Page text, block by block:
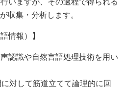
収集・分析します。
情報）】
認識や自然言語処理技術を用い
対して筋道立てて論理的に回